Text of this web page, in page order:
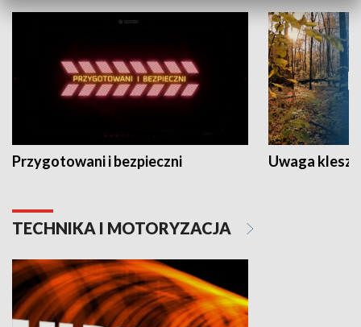
Przygotowani i bezpieczni Uwaga
TECHNIKA I MOTORYZACJA